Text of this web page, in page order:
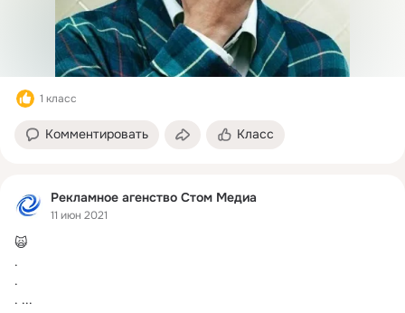
1 класс
Комментировать Класс
Рекламное агенство Стом Медиа
11 июн 2021
🙀
.
.
. ...